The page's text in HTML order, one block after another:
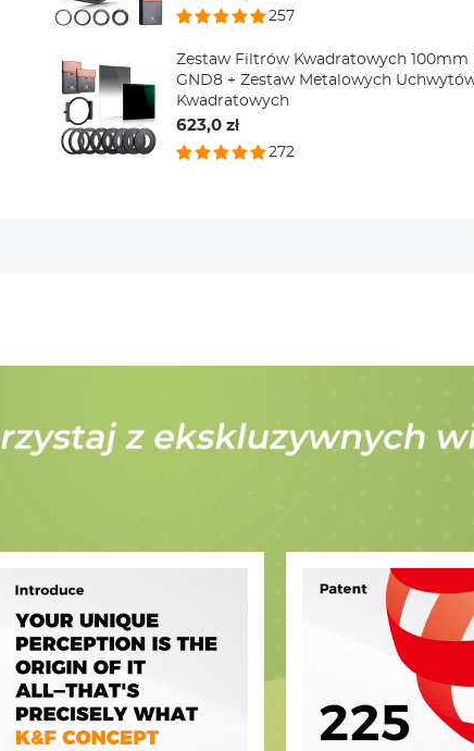
257
Zestaw Filtrów Kwadratowych 100mm
GND8 + Zestaw Metalowych
Kwadratowych
623,0 zł
272